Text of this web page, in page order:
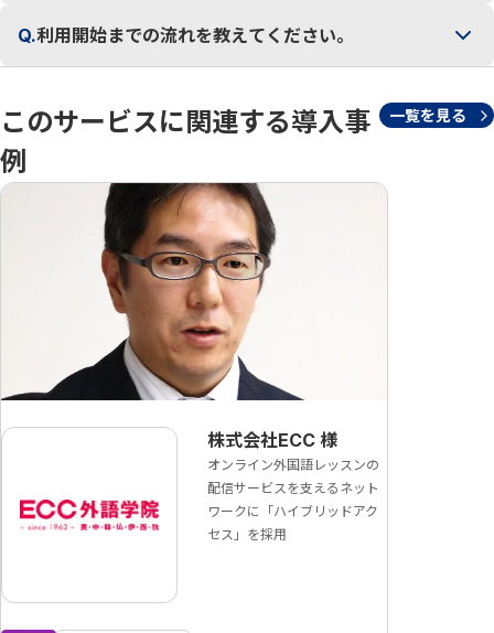
Q.利用開始までの流れを教えてください。
このサービスに関連する導入事
例
一覧を見る
株式会社ECC 様
オンライン外国語レッスンの
配信サービスを支えるネット
ワークに「ハイブリッドアク
セス」を採用